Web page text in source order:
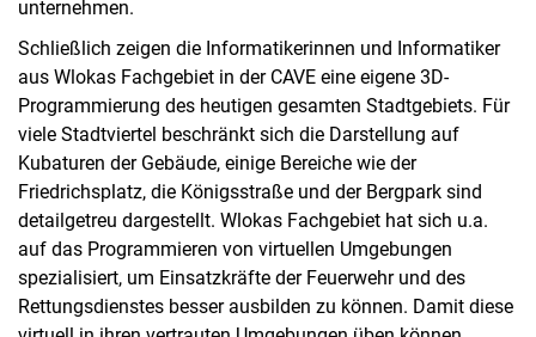
unternehmen.
Schließlich zeigen die Informatikerinnen und Informatiker
aus Wlokas Fachgebiet in der CAVE eine eigene 3D-
Programmierung des heutigen gesamten Stadtgebiets. Für
viele Stadtviertel beschränkt sich die Darstellung auf
Kubaturen der Gebäude, einige Bereiche wie der
Friedrichsplatz, die Königsstraße und der Bergpark sind
detailgetreu dargestellt. Wlokas Fachgebiet hat sich u.a.
auf das Programmieren von virtuellen Umgebungen
spezialisiert, um Einsatzkräfte der Feuerwehr und des
Rettungsdienstes besser ausbilden zu können. Damit diese